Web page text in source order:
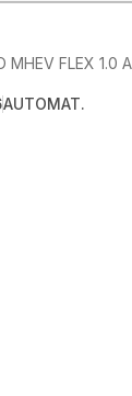
MHEV FLEX 1.0
AUTOMAT.